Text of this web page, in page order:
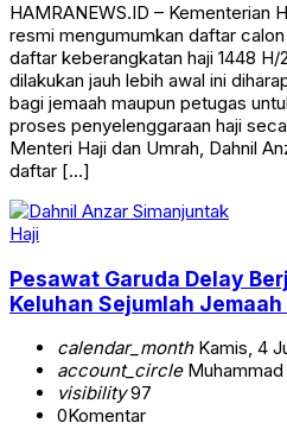
HAMRANEWS.ID – Kementerian
resmi mengumumkan daftar
daftar keberangkatan haji 1448
dilakukan jauh lebih awal ini
bagi jemaah maupun petugas
proses penyelenggaraan haji
Menteri Haji dan Umrah, Dahnil
daftar […]
Haji
Pesawat Garuda Delay
Keluhan Sejumlah
calendar_monthKamis, 4
account_circleMuhammad
visibility97
0Komentar